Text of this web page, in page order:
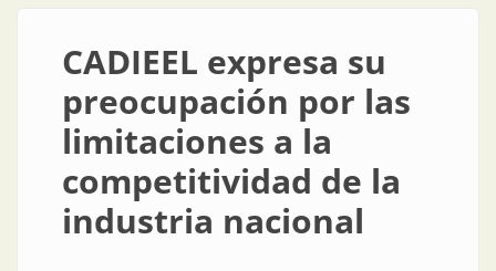
CADIEEL expresa su
preocupación por las
limitaciones a la
competitividad de la
industria nacional